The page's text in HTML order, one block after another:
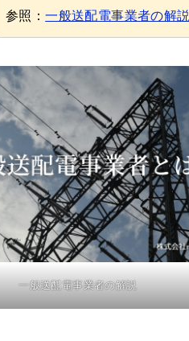
参照：一般送配電事業者の解説
一般送配電事業者の解説